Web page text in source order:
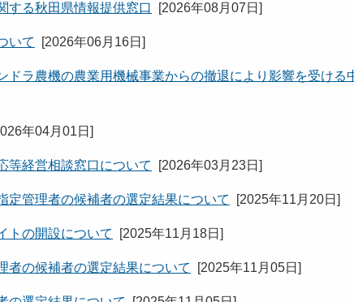
する秋田県情報提供窓口 [2026年08月07日 ]
いて [2026年06月16日 ]
ドラ農機の農業用機械事業からの撤退により影響を受ける
年04月01日 ]
等経営相談窓口について [2026年03月23日 ]
定管理者の候補者の選定結果について [2025年11月20日 ]
トの開設について [2025年11月18日 ]
者の候補者の選定結果について [2025年11月05日 ]